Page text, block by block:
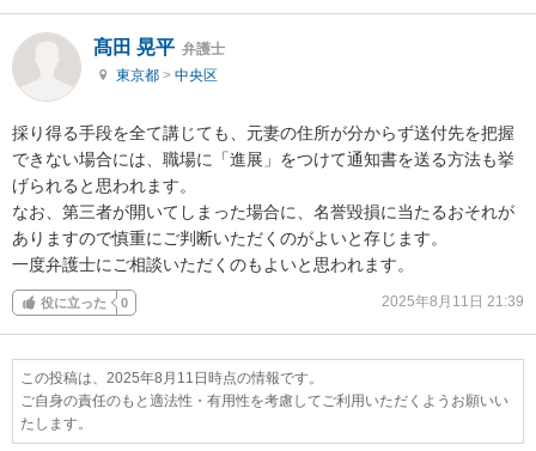
髙田 晃平 弁護士
東京都 > 中央区
採り得る手段を全て講じても、元妻の住所が分からず送付先を把握
できない場合には、職場に「進展」をつけて通知書を送る方法も挙
げられると思われます。
なお、第三者が開いてしまった場合に、名誉毀損に当たるおそれが
ありますので慎重にご判断いただくのがよいと存じます。
一度弁護士にご相談いただくのもよいと思われます。
役に立った 0 2025年8月11日 21:39
この投稿は、2025年8月11日時点の情報です。
ご自身の責任のもと適法性・有用性を考慮してご利用いただくようお願いい
たします。